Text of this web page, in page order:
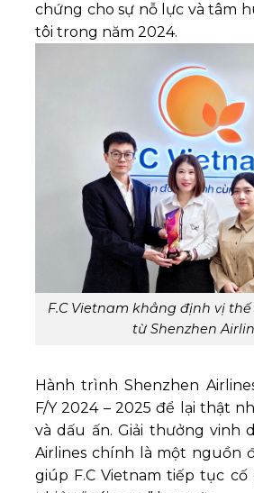
chứng cho sự nỗ lực và tâm
tôi trong năm 2024.
F.C Vietnam khẳng định vị
từ Shenzhen
Hành trình Shenzhen
F/Y 2024 – 2025 để lại thật
và dấu ấn. Giải thưởng vinh
Airlines chính là một nguồn
giúp F.C Vietnam tiếp tục cố